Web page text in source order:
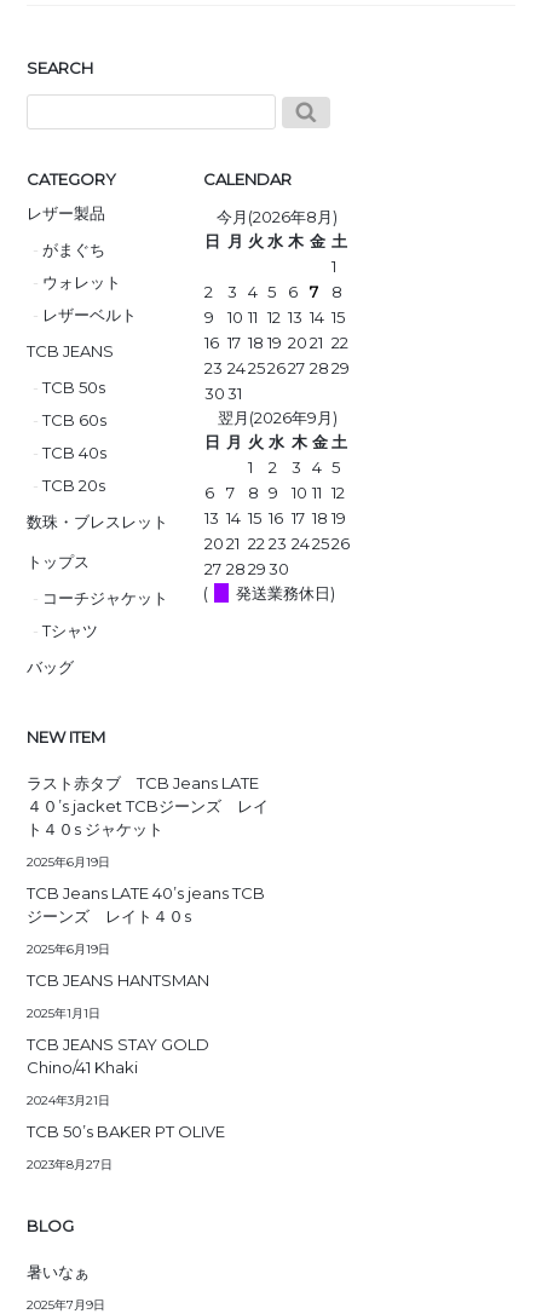
SEARCH
CATEGORY
レザー製品
がまぐち
ウォレット
レザーベルト
TCB JEANS
TCB 50s
TCB 60s
TCB 40s
TCB 20s
数珠・ブレスレット
トップス
コーチジャケット
Tシャツ
バッグ
CALENDAR
今月(2026年8月)
日 月 火 水 木 金 土
1
2
3 4 5 6 7
8
9
10 11 12 13 14 15
16 17 18 19 20 21 22
23 24252627 28 29
30 31
翌月(2026年9月)
日 月 火 水 木 金 土
1
2 3 4 5
6
7 8 9 10 11 12
13 14 15 16 17 18 19
20 21 22 23 242526
27 28 29 30
(
発送業務休日)
NEW ITEM
ラスト赤タブ TCB Jeans LATE
４０’s jacket TCBジーンズ レイ
ト４０s ジャケット
2025年6月19日
TCB Jeans LATE 40’s jeans TCB
ジーンズ レイト４０s
2025年6月19日
TCB JEANS HANTSMAN
2025年1月1日
TCB JEANS STAY GOLD
Chino/41 Khaki
2024年3月21日
TCB 50’s BAKER PT OLIVE
2023年8月27日
BLOG
暑いなぁ
2025年7月9日